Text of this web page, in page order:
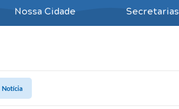
Nossa Cidade Secretarias
Notícia